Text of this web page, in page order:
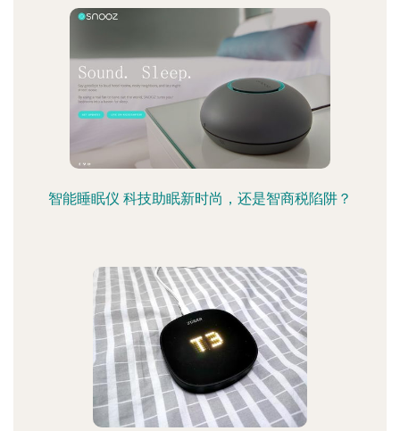
智能睡眠仪 科技助眠新时尚，还是智商税陷阱？